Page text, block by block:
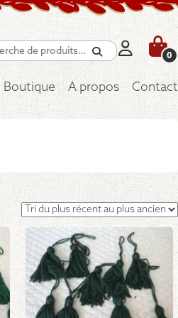
Recherche
0
Boutique A propos Contact